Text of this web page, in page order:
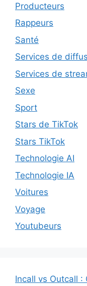
Producteurs
Rappeurs
Santé
Services de
Services de
Sexe
Sport
Stars de TikTok
Stars TikTok
Technologie AI
Technologie IA
Voitures
Voyage
Youtubeurs
Incall vs Outcall :